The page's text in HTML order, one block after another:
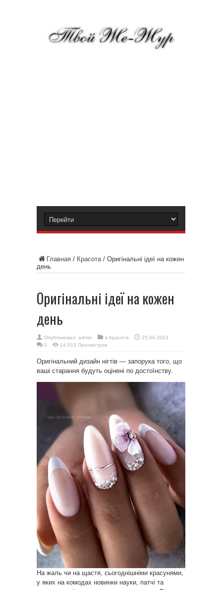
Главная / Красота/ Оригінальні ідеї на кожен
день
Оригінальні ідеї на кожен
день
Опубликовал: admin в Красота
25.04.2023
0
14,510 Просмотров
Оригінальний дизайн нігтів — запорука того, що
ваші старання будуть оцінені по достоїнству.
На жаль чи на щастя, сьогоднішніми красунями,
у яких на комодах новинки науки, патчі та